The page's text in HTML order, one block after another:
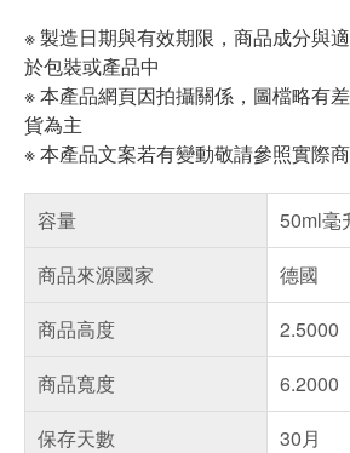
※ 製造日期與有效期限，商品成分與
於包裝或產品中
※ 本產品網頁因拍攝關係，圖檔略有
貨為主
※ 本產品文案若有變動敬請參照實際
容量
50ml毫
商品來源國家
德國
商品高度
2.5000
商品寬度
6.2000
保存天數
30月